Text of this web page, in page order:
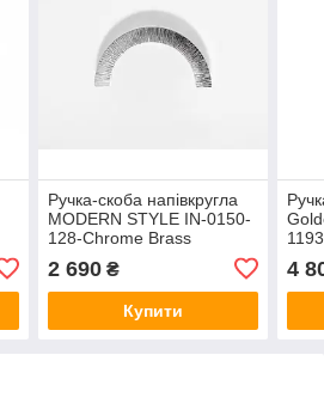
Ручка-скоба напівкругла
MODERN STYLE IN-0150-
128-Chrome Brass
блискучий хром Ø=150 мм
2 690₴
Купити
4